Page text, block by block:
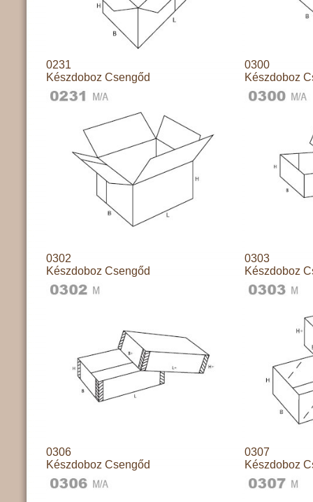
0231
Készdoboz Csengőd
0300
Készdoboz
0302
Készdoboz Csengőd
0303
Készdoboz
0306
Készdoboz Csengőd
0307
Készdoboz